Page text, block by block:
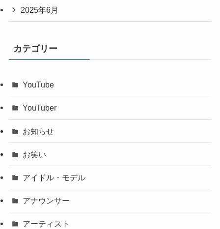
2025年6月
カテゴリー
YouTube
YouTuber
お知らせ
お笑い
アイドル・モデル
アナウンサー
アーティスト